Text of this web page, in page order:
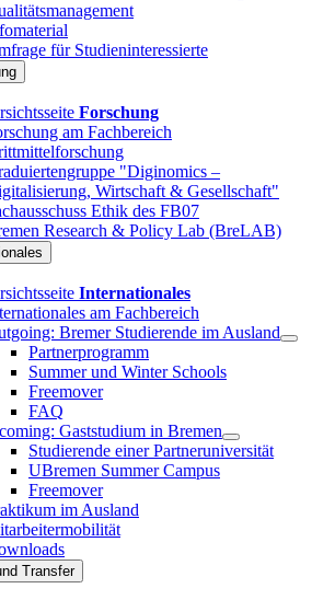
für Studieninteressierte
Forschung
am Fachbereich
"Diginomics –
Wirtschaft & Gesellschaft"
Ethik des FB07
Research & Policy Lab (BreLAB)
Internationales
am Fachbereich
Bremer Studierende im Ausland
Partnerprogramm
Summer und Winter Schools
Freemover
FAQ
Gaststudium in Bremen
Studierende einer Partneruniversität
UBremen Summer Campus
Freemover
im Ausland
Transfer